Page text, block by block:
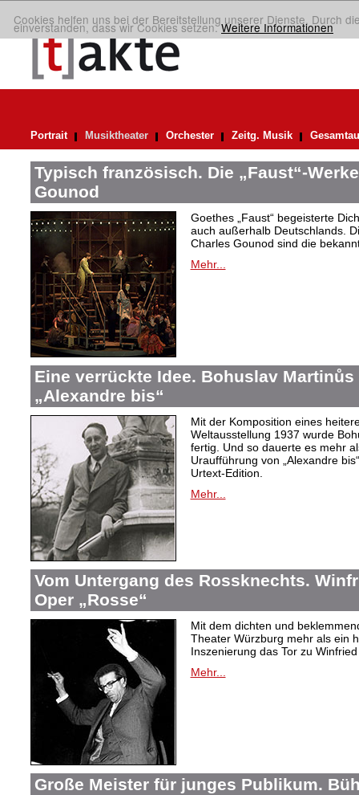
Cookies helfen uns bei der Bereitstellung unserer Dienste. Durch
einverstanden, dass wir Cookies setzen.Weitere Informationen
Portrait Musiktheater Orchester Zeitg. Musik
Typisch französisch. Die „Faust“-
Gounod
Goethes „Faust“ begeisterte
auch außerhalb Deutschlands.
Charles Gounod sind die
Mehr...
Eine verrückte Idee. Bohuslav
„Alexandre bis“
Mit der Komposition eines
Weltausstellung 1937 wurde
fertig. Und so dauerte es mehr
Uraufführung von „Alexandre
Urtext-Edition.
Mehr...
Vom Untergang des Rossknechts.
Oper „Rosse“
Mit dem dichten und
Theater Würzburg mehr als ein
Inszenierung das Tor zu
Mehr...
Große Meister für junges Publikum.